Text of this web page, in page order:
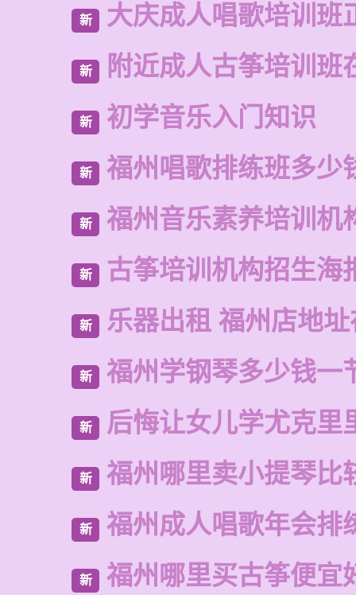
新 大庆成人唱歌培训班
新 附近成人古筝培训班
新 初学音乐入门知识
新 福州唱歌排练班多少
新 福州音乐素养培训机
新 古筝培训机构招生海
新 乐器出租 福州店地
新 福州学钢琴多少钱一
新 后悔让女儿学尤克里
新 福州哪里卖小提琴比
新 福州成人唱歌年会排
新 福州哪里买古筝便宜